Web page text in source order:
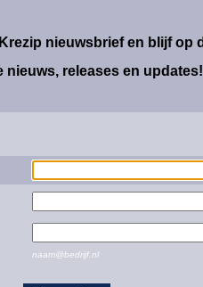
nieuwsbrief en blijf op
nieuws, releases en updates!
naam@bedrijf.nl